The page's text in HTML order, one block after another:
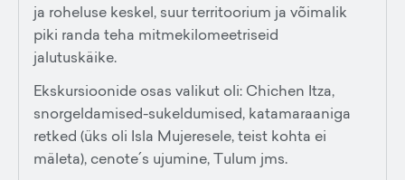
ja roheluse keskel, suur territoorium ja võimalik
piki randa teha mitmekilomeetriseid
jalutuskäike.
Ekskursioonide osas valikut oli: Chichen Itza,
snorgeldamised-sukeldumised, katamaraaniga
retked (üks oli Isla Mujeresele, teist kohta ei
mäleta), cenote´s ujumine, Tulum jms.